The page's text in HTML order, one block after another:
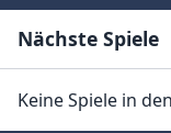
Nächste Spiele
Keine Spiele in